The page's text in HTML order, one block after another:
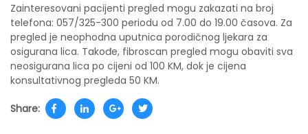
Zainteresovani pacijenti pregled mogu zakazati na broj
telefona: 057/325-300 periodu od 7.00 do 19.00 časova. Za
pregled je neophodna uputnica porodičnog ljekara za
osigurana lica. Takođe, fibroscan pregled mogu obaviti sva
neosigurana lica po cijeni od 100 KM, dok je cijena
konsultativnog pregleda 50 KM.
Share: